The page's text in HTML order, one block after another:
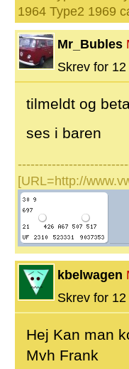
1964 Type2 1969
Mr_Bubles
Skrev for
tilmeldt og
ses i baren
[URL=http://
kbelwagen
Skrev for
Hej Kan man
Mvh Frank